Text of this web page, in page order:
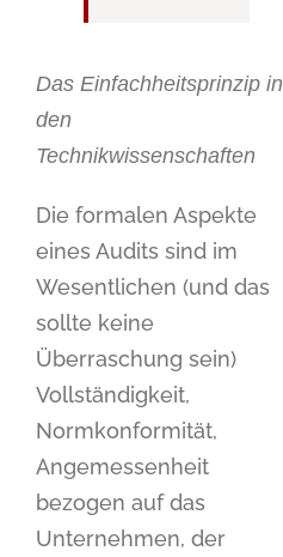
Das Einfachheitsprinzip in
den
Technikwissenschaften
Die formalen Aspekte
eines Audits sind im
Wesentlichen (und das
sollte keine
Überraschung sein)
Vollständigkeit,
Normkonformität,
Angemessenheit
bezogen auf das
Unternehmen, der